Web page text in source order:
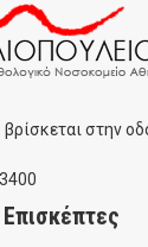
βρίσκεται στην